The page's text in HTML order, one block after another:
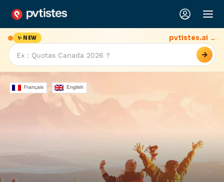
✨ NEW
→
pvtistes.ai →
Français English